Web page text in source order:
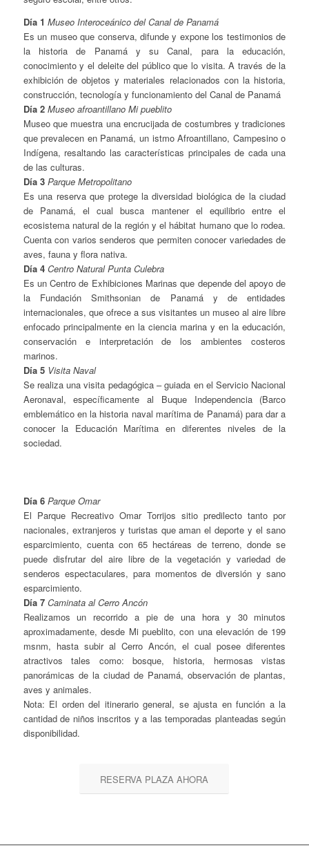
Día 1 Museo Interoceánico del Canal de Panamá
Es un museo que conserva, difunde y expone los testimonios de
la historia de Panamá y su Canal, para la educación,
conocimiento y el deleite del público que lo visita. A través de la
exhibición de objetos y materiales relacionados con la historia,
construcción, tecnología y funcionamiento del Canal de Panamá
Día 2 Museo afroantillano Mi pueblito
Museo que muestra una encrucijada de costumbres y tradiciones
que prevalecen en Panamá, un istmo Afroantillano, Campesino o
Indígena, resaltando las características principales de cada una
de las culturas.
Día 3 Parque Metropolitano
Es una reserva que protege la diversidad biológica de la ciudad
de Panamá, el cual busca mantener el equilibrio entre el
ecosistema natural de la región y el hábitat humano que lo rodea.
Cuenta con varios senderos que permiten conocer variedades de
aves, fauna y flora nativa.
Día 4 Centro Natural Punta Culebra
Es un Centro de Exhibiciones Marinas que depende del apoyo de
la Fundación Smithsonian de Panamá y de entidades
internacionales, que ofrece a sus visitantes un museo al aire libre
enfocado principalmente en la ciencia marina y en la educación,
conservación e interpretación de los ambientes costeros
marinos.
Día 5 Visita Naval
Se realiza una visita pedagógica – guiada en el Servicio Nacional
Aeronaval, específicamente al Buque Independencia (Barco
emblemático en la historia naval marítima de Panamá) para dar a
conocer la Educación Marítima en diferentes niveles de la
sociedad.
Día 6 Parque Omar
El Parque Recreativo Omar Torrijos sitio predilecto tanto por
nacionales, extranjeros y turistas que aman el deporte y el sano
esparcimiento, cuenta con 65 hectáreas de terreno, donde se
puede disfrutar del aire libre de la vegetación y variedad de
senderos espectaculares, para momentos de diversión y sano
esparcimiento.
Día 7 Caminata al Cerro Ancón
Realizamos un recorrido a pie de una hora y 30 minutos
aproximadamente, desde Mi pueblito, con una elevación de 199
msnm, hasta subir al Cerro Ancón, el cual posee diferentes
atractivos tales como: bosque, historia, hermosas vistas
panorámicas de la ciudad de Panamá, observación de plantas,
aves y animales.
Nota: El orden del itinerario general, se ajusta en función a la
cantidad de niños inscritos y a las temporadas planteadas según
disponibilidad.
RESERVA PLAZA AHORA